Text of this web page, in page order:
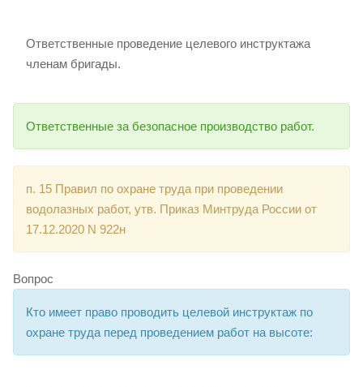
Ответственные проведение целевого инструктажа
членам бригады.
Ответственные за безопасное производство работ.
п. 15 Правил по охране труда при проведении
водолазных работ, утв. Приказ Минтруда России от
17.12.2020 N 922н
Вопрос
Кто имеет право проводить целевой инструктаж по
охране труда перед проведением работ на высоте: